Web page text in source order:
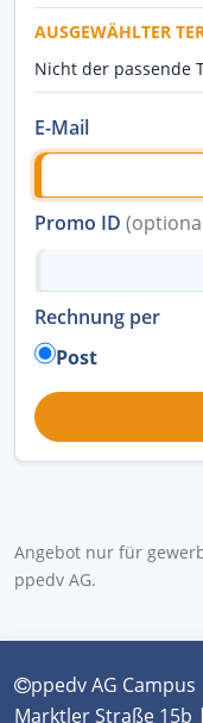
AUSGEWÄHLTER
Nicht der passende
E-Mail
Promo ID
Rechnung per
Post
Angebot nur für
ppedv AG.
ppedv AG Campus
Marktler Straße 15b